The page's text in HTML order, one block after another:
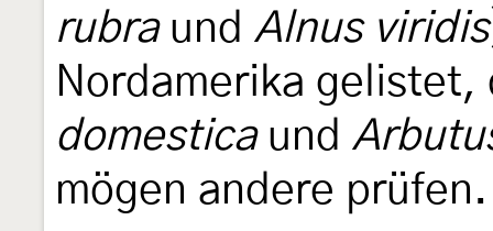
rubraund Alnus viridis
Nordamerika
domesticaund
mögen andere prüfen.